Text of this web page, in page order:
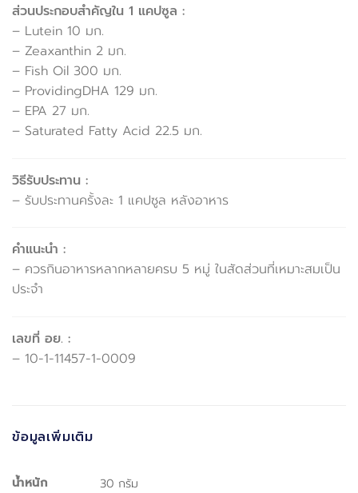
ส่วนประกอบสำคัญใน 1 แคปซูล :
– Lutein 10 มก.
– Zeaxanthin 2 มก.
– Fish Oil 300 มก.
– ProvidingDHA 129 มก.
– EPA 27 มก.
– Saturated Fatty Acid 22.5 มก.
วิธีรับประทาน :
– รับประทานครั้งละ 1 แคปซูล หลังอาหาร
คำแนะนำ :
– ควรกินอาหารหลากหลายครบ 5 หมู่ ในสัดส่วนที่เหมาะสมเป็น
ประจำ
เลขที่ อย. :
– 10-1-11457-1-0009
ข้อมูลเพิ่มเติม
น้ำหนัก
30 กรัม